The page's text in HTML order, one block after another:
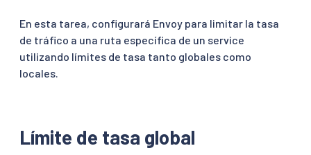
En esta tarea, configurará Envoy para limitar la tasa
de tráfico a una ruta específica de un service
utilizando límites de tasa tanto globales como
locales.
Límite de tasa global